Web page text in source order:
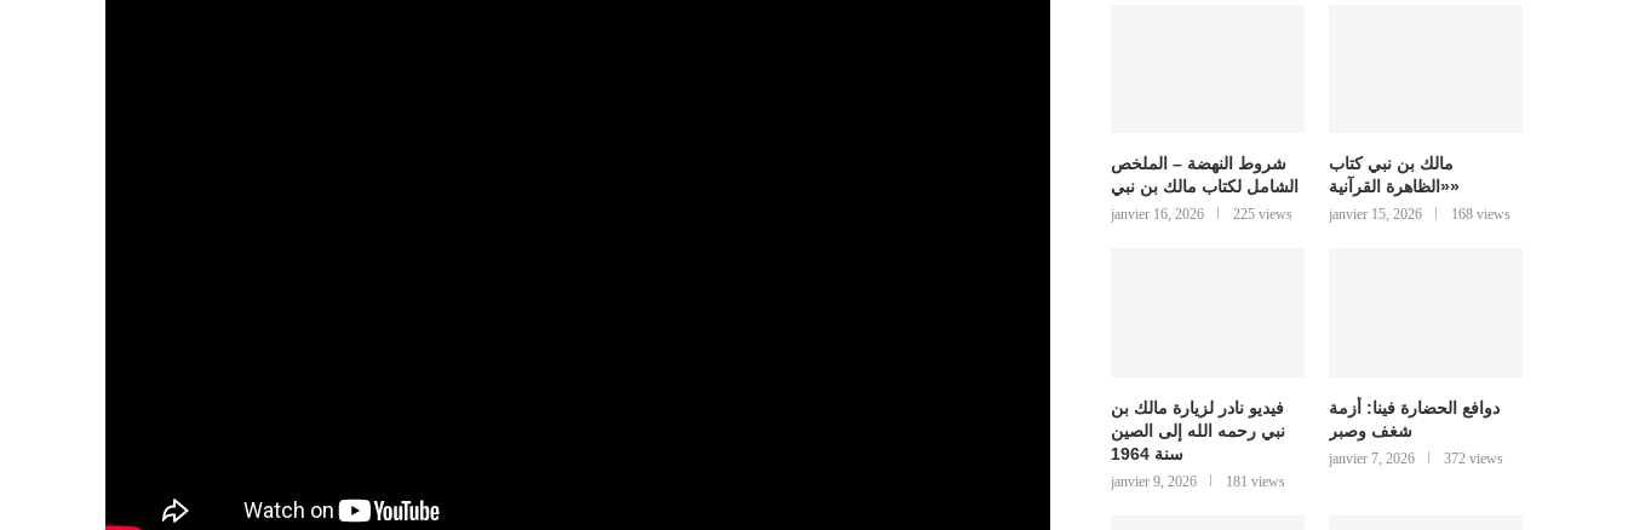
شروط النهضة – الملخص
الشامل لكتاب مالك بن نبي
janvier 16, 2026 225 views
مالك بن نبي كتاب
«الظاهرة القرآنية»
janvier 15, 2026 168 views
فيديو نادر لزيارة مالك بن
نبي رحمه الله إلى الصين
سنة 1964
janvier 9, 2026 181 views
دوافع الحضارة فينا: أزمة
شغف وصبر
janvier 7, 2026 372 views